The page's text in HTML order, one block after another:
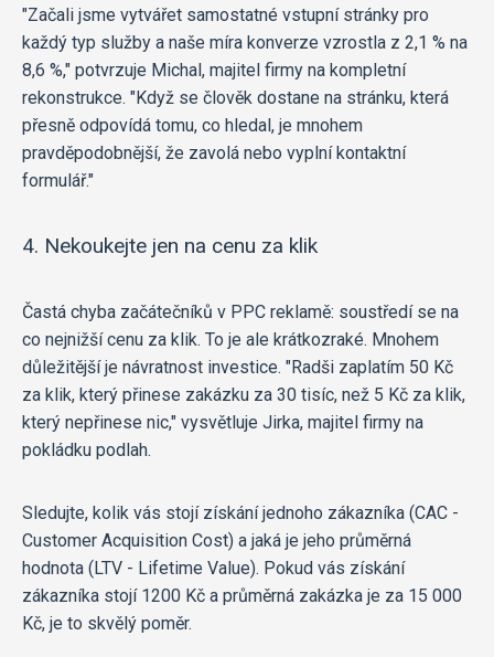
"Začali jsme vytvářet samostatné vstupní stránky pro
každý typ služby a naše míra konverze vzrostla z 2,1 % na
8,6 %," potvrzuje Michal, majitel firmy na kompletní
rekonstrukce. "Když se člověk dostane na stránku, která
přesně odpovídá tomu, co hledal, je mnohem
pravděpodobnější, že zavolá nebo vyplní kontaktní
formulář."
4. Nekoukejte jen na cenu za klik
Častá chyba začátečníků v PPC reklamě: soustředí se na
co nejnižší cenu za klik. To je ale krátkozraké. Mnohem
důležitější je návratnost investice. "Radši zaplatím 50 Kč
za klik, který přinese zakázku za 30 tisíc, než 5 Kč za klik,
který nepřinese nic," vysvětluje Jirka, majitel firmy na
pokládku podlah.
Sledujte, kolik vás stojí získání jednoho zákazníka (CAC -
Customer Acquisition Cost) a jaká je jeho průměrná
hodnota (LTV - Lifetime Value). Pokud vás získání
zákazníka stojí 1200 Kč a průměrná zakázka je za 15 000
Kč, je to skvělý poměr.